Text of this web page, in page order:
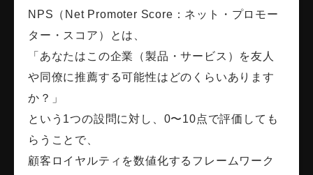
NPS（Net Promoter Score：ネット・プロモー
ター・スコア）とは、
「あなたはこの企業（製品・サービス）を友人
や同僚に推薦する可能性はどのくらいあります
か？」
という1つの設問に対し、0〜10点で評価しても
らうことで、
顧客ロイヤルティを数値化するフレームワーク